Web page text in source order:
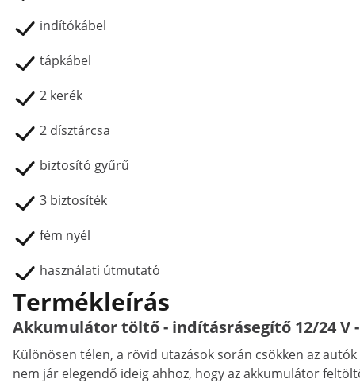
indítókábel
tápkábel
2 kerék
2 dísztárcsa
biztosító gyűrű
3 biztosíték
fém nyél
használati útmutató
Termékleírás
Akkumulátor töltő - indításrásegítő 12/24 V
Különösen télen, a rövid utazások során csökken az
nem jár elegendő ideig ahhoz, hogy az akkumulátor